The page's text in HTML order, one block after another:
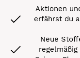
Aktionen
erfährst du
Neue